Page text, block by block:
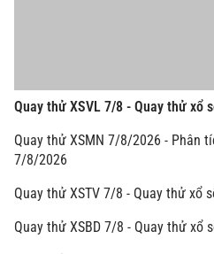
Quay thử XSVL 7/8 - Quay thử xổ
Quay thử XSMN 7/8/2026 - Phân
7/8/2026
Quay thử XSTV 7/8 - Quay thử xổ
Quay thử XSBD 7/8 - Quay thử xổ